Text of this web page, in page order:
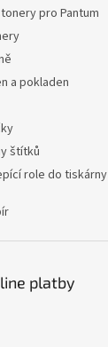
pro Pantum
a pokladen
štítků
role do tiskárny
platby